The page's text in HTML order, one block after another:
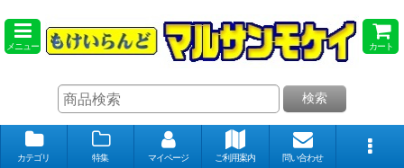
メニュー カート
検索
カテゴリ 特集 マイページ ご利用案内 問い合わせ